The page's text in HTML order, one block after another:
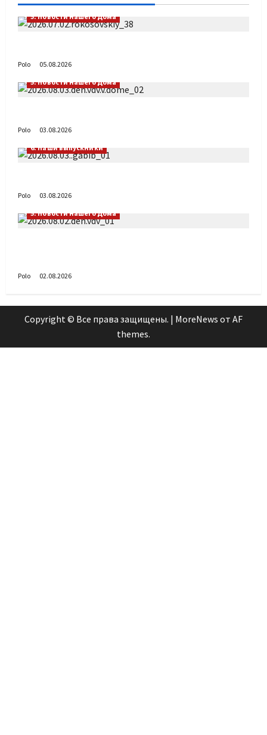
5. Новости нашего Дома
Polo
05.08.2026
5. Новости нашего Дома
Polo
03.08.2026
6. Наши выпускники
Polo
03.08.2026
5. Новости нашего Дома
Polo 02.08.2026
Copyright © Все права защищены. | MoreNews от AF
themes.